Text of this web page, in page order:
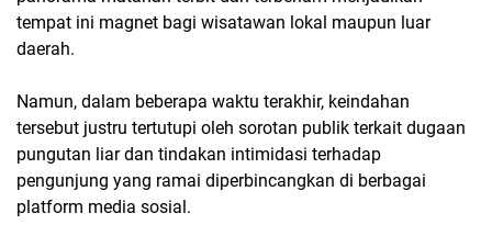
tempat ini magnet bagi wisatawan lokal maupun luar
daerah.
Namun, dalam beberapa waktu terakhir, keindahan
tersebut justru tertutupi oleh sorotan publik terkait dugaan
pungutan liar dan tindakan intimidasi terhadap
pengunjung yang ramai diperbincangkan di berbagai
platform media sosial.